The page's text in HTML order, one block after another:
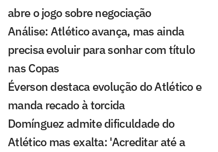
abre o jogo sobre negociação
Análise: Atlético avança, mas ainda
precisa evoluir para sonhar com título
nas Copas
Éverson destaca evolução do Atlético e
manda recado à torcida
Domínguez admite dificuldade do
Atlético mas exalta: 'Acreditar até a